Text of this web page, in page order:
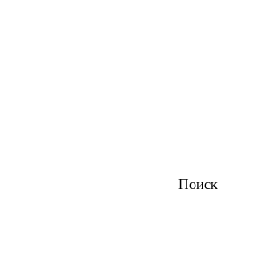
Поиск